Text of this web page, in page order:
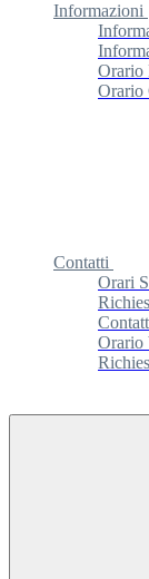
Informazioni
Orario
Contatti
Orari
Orario